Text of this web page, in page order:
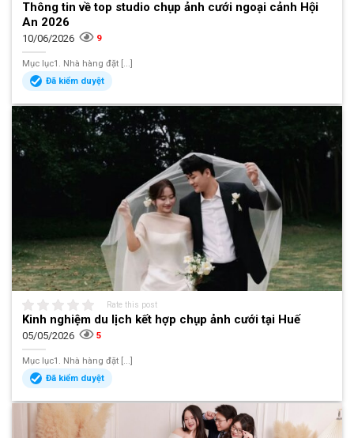
Thông tin về top studio chụp ảnh cưới ngoại cảnh Hội
An 2026
10/06/2026 9
Mục lục1. Nhà hàng đặt [...]
Đã kiểm duyệt
Rate this post
Kinh nghiệm du lịch kết hợp chụp ảnh cưới tại Huế
05/05/2026 5
Mục lục1. Nhà hàng đặt [...]
Đã kiểm duyệt